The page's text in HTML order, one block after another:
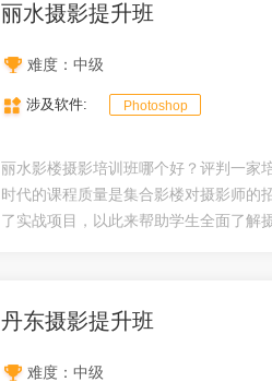
丽水摄影提升班
难度：中级
涉及软件: Photoshop
丽水影楼摄影培训班哪个好？评判一家
时代的课程质量是集合影楼对摄影师的
了实战项目，以此来帮助学生全面了解
丹东摄影提升班
难度：中级